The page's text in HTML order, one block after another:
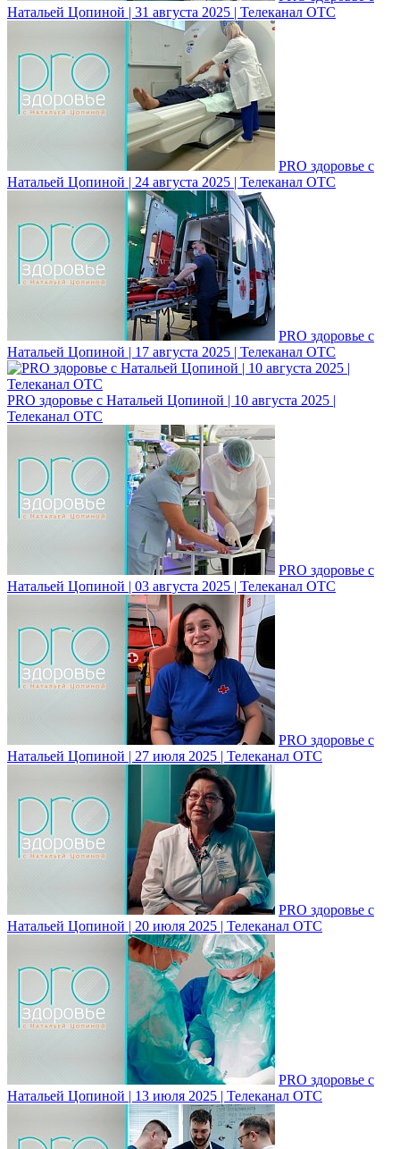
Натальей Цопиной | 31 августа 2025 | Телеканал ОТС
PRO здоровье с
Натальей Цопиной | 24 августа 2025 | Телеканал ОТС
PRO здоровье с
Натальей Цопиной | 17 августа 2025 | Телеканал ОТС
PRO здоровье с Натальей Цопиной | 10 августа 2025 |
Телеканал ОТС
PRO здоровье с
Натальей Цопиной | 03 августа 2025 | Телеканал ОТС
PRO здоровье с
Натальей Цопиной | 27 июля 2025 | Телеканал ОТС
PRO здоровье с
Натальей Цопиной | 20 июля 2025 | Телеканал ОТС
PRO здоровье с
Натальей Цопиной | 13 июля 2025 | Телеканал ОТС